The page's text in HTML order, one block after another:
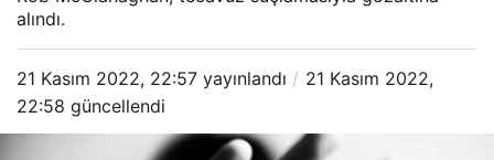
alındı.
21 Kasım 2022, 22:57 yayınlandı
21 Kasım 2022,
22:58 güncellendi